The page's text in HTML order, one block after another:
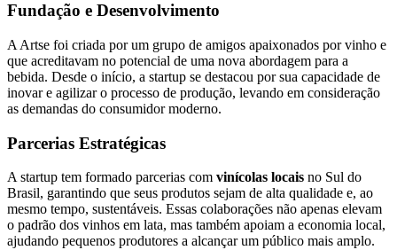
Fundação e Desenvolvimento
A Artse foi criada por um grupo de amigos apaixonados por vinho e
que acreditavam no potencial de uma nova abordagem para a
bebida. Desde o início, a startup se destacou por sua capacidade de
inovar e agilizar o processo de produção, levando em consideração
as demandas do consumidor moderno.
Parcerias Estratégicas
A startup tem formado parcerias com vinícolas locais no Sul do
Brasil, garantindo que seus produtos sejam de alta qualidade e, ao
mesmo tempo, sustentáveis. Essas colaborações não apenas elevam
o padrão dos vinhos em lata, mas também apoiam a economia local,
ajudando pequenos produtores a alcançar um público mais amplo.